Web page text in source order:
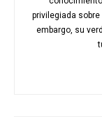
privilegiada
embargo, su